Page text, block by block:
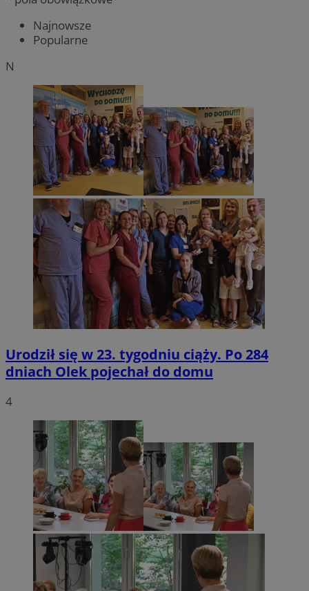
Najnowsze
Popularne
N
Urodził się w 23. tygodniu ciąży. Po 284
dniach Olek pojechał do domu
4